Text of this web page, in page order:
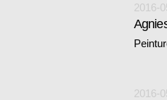
2016-
2016-